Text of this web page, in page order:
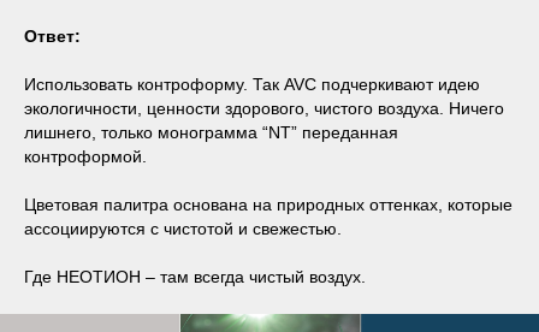
Ответ:
Использовать контроформу. Так AVC подчеркивают идею
экологичности, ценности здорового, чистого воздуха. Ничего
лишнего, только монограмма “NT” переданная
контроформой.
Цветовая палитра основана на природных оттенках, которые
ассоциируются с чистотой и свежестью.
Где НЕОТИОН – там всегда чистый воздух.